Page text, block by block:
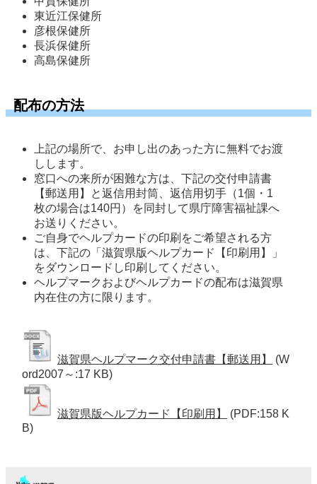
東近江保健所
彦根保健所
長浜保健所
高島保健所
配布の方法
上記の場所で、お申し出のあった方に無料でお渡
しします。
窓口への来所が困難な方は、下記の交付申請書
【郵送用】と返信用封筒、返信用切手（1個・1
枚の場合は140円）を同封して県庁障害福祉課へ
お送りください。
ご自身でヘルプカードの印刷をご希望される方
は、下記の「滋賀県版ヘルプカード【印刷用】」
をダウンロードし印刷してください。
ヘルプマークおよびヘルプカードの配布は滋賀県
内在住の方に限ります。
滋賀県ヘルプマーク交付申請書【郵送用】
(W
ord2007～:17 KB)
滋賀県版ヘルプカード【印刷用】
(PDF:158 K
B)